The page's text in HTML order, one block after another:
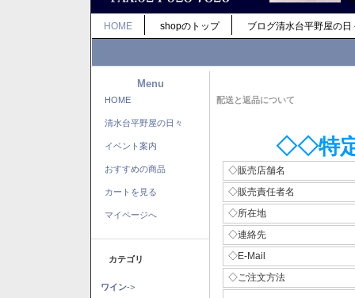
HOME shopのトップ ブログ清水台平野屋の日
Menu
HOME
清水台平野屋の日々
イベント案内
おすすめの商品
カートを見る
マイページへ
カテゴリ
ワイン->
配送と返品について
◇◇特
◇販売店舗名
◇販売責任者名
◇所在地
◇連絡先
◇E-Mail
◇ご注文方法